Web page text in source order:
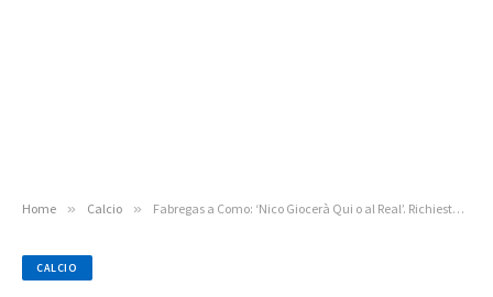
Home » Calcio » Fabregas a Como: ‘Nico Giocerà Qui o al Real’. Richiesta di Rispetto per il Club da Zanetti
CALCIO